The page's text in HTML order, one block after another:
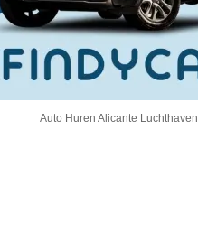
Auto Huren Alicante Luchthaven